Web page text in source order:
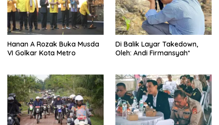
Hanan A Rozak Buka Musda
VI Golkar Kota Metro
Di Balik Layar Takedown,
Oleh: Andi Firmansyah*